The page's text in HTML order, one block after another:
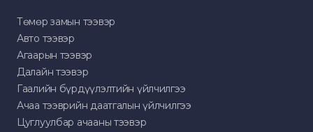
Төмөр замын тээвэр
Авто тээвэр
Агаарын тээвэр
Далайн тээвэр
Гаалийн бүрдүүлэлтийн үйлчилгээ
Ачаа тээврийн даатгалын үйлчилгээ
Цуглуулбар ачааны тээвэр